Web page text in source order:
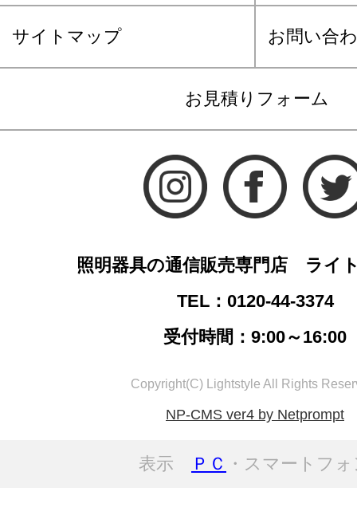
サイトマップ お問い合
お見積りフォーム
照明器具の通信販売専門店 ライ
TEL：0120-44-3374
受付時間：9:00～16:00
Copyright(C) Lightstyle All Rights
NP-CMS ver4 by Netprompt
表示 ＰＣ ・スマートフ